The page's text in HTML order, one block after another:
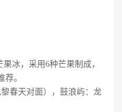
冰，采用6种芒果制成，
。
春天对面），鼓浪屿：龙